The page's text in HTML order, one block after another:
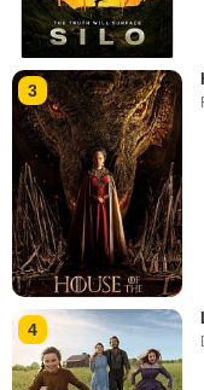
3
4